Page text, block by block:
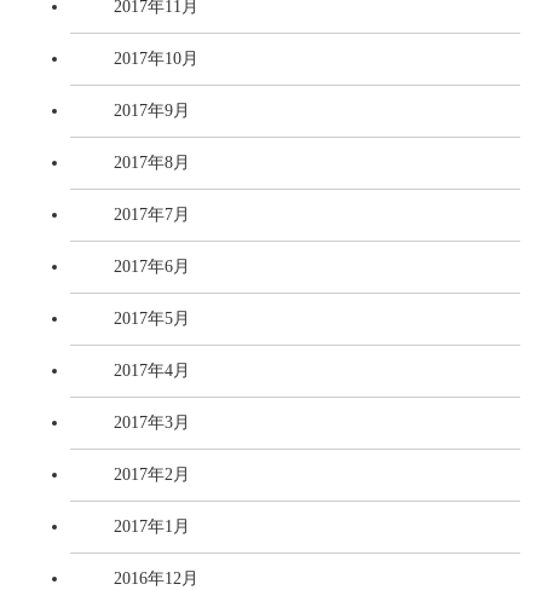
2017年11月
2017年10月
2017年9月
2017年8月
2017年7月
2017年6月
2017年5月
2017年4月
2017年3月
2017年2月
2017年1月
2016年12月